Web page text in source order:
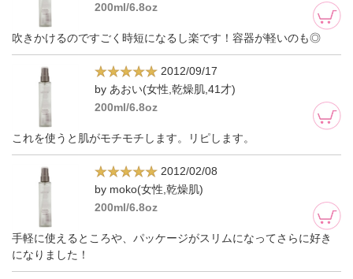
200ml/6.8oz
吹きかけるのですごく時短になるし楽です！容器が軽いのも◎
2012/09/17
by あおい(女性,乾燥肌,41才)
200ml/6.8oz
これを使うと肌がモチモチします。リピします。
2012/02/08
by moko(女性,乾燥肌)
200ml/6.8oz
手軽に使えるところや、パッケージがスリムになってさらに好き
になりました！